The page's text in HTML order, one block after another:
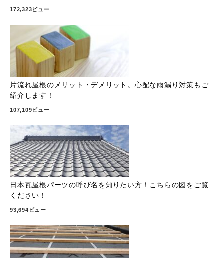
172,323ビュー
片流れ屋根のメリット・デメリット。心配な雨漏り対策もご
紹介します！
107,109ビュー
日本瓦屋根パーツの呼び名を知りたい方！こちらの図をご覧
ください！
93,694ビュー